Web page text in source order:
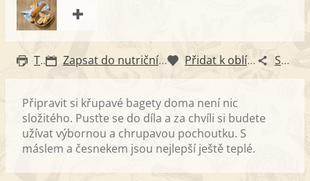
Tisk Zapsat do nutričního diáře Přidat k oblíbeným Sdílet
Připravit si křupavé bagety doma není nic
složitého. Pusťte se do díla a za chvíli si budete
užívat výbornou a chrupavou pochoutku. S
máslem a česnekem jsou nejlepší ještě teplé.